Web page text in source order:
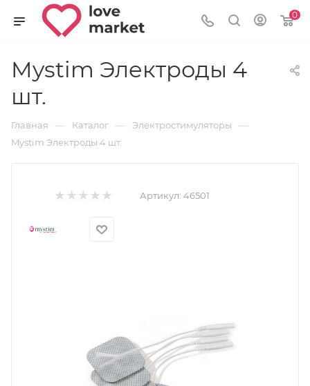
0
Mystim Электроды 4
шт.
Главная — Каталог — Электростимуляторы —
Mystim Электроды 4 шт.
Артикул: 46501